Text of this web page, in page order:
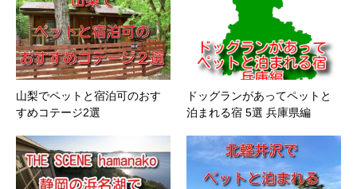
山梨でペットと宿泊可のおす
すめコテージ2選
ドッグランがあってペットと
泊まれる宿 5選 兵庫県編